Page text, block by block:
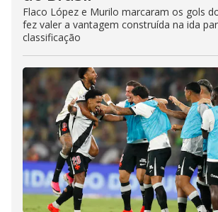
Flaco López e Murilo marcaram os gols
fez valer a vantagem construída na ida
classificação